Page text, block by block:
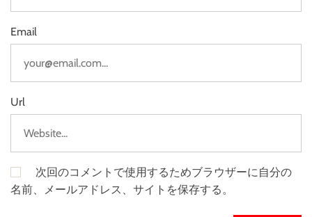
Email
Url
次回のコメントで使用するためブラウザーに自分の
名前、メールアドレス、サイトを保存する。